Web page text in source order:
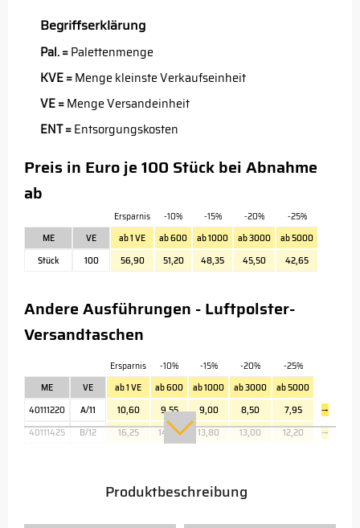
Begriffserklärung
Pal. =Palettenmenge
KVE =Menge kleinste Verkaufseinheit
VE =Menge Versandeinheit
ENT =Entsorgungskosten
Preis in Euro je 100 Stück bei Abnahme
ab
Ersparnis -10% -15% -20%
-25%
ME
VE ab 1 VE ab 600 ab 1000 ab 3000
ab 5000
Stück
100 56,90 51,20 48,35 45,50 42,65
Andere Ausführungen - Luftpolster-
Versandtaschen
Ersparnis -10% -15% -20%
-25%
ME
VE ab 1 VE ab 600 ab 1000 ab 3000
ab 5000
40111220
A/11 10,60 9,55 9,00 8,50 7,95
→
40111425
B/12 16,25 14,60 13,80 13,00 12,20 →
Produktbeschreibung